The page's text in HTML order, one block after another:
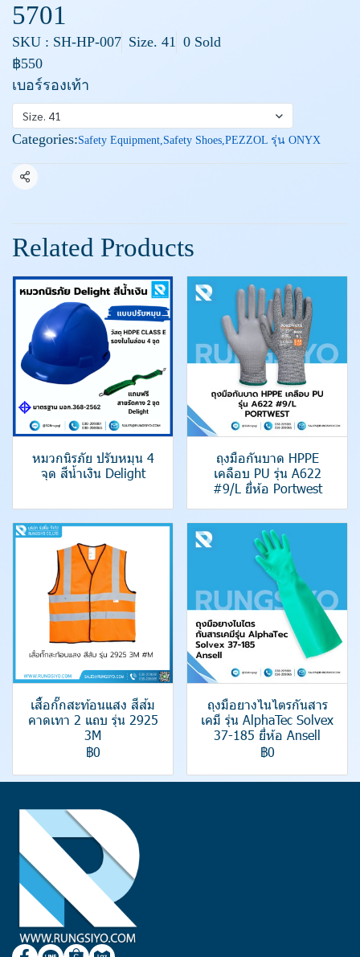
5701
SKU : SH-HP-007 Size. 41 0 Sold
฿550
เบอร์รองเท้า
Size. 41
Categories:Safety Equipment,Safety Shoes,PEZZOL รุ่น ONYX
Share
Related Products
หมวกนิรภัย ปรับหมุน 4
จุด สีน้ำเงิน Delight
ถุงมือกันบาด HPPE
เคลือบ PU รุ่น A622
#9/L ยี่ห้อ Portwest
เสื้อกั๊กสะท้อนแสง สีส้ม
คาดเทา 2 แถบ รุ่น 2925
3M
฿0
ถุงมือยางไนไตรกันสาร
เคมี รุ่น AlphaTec Solvex
37-185 ยี่ห้อ Ansell
฿0